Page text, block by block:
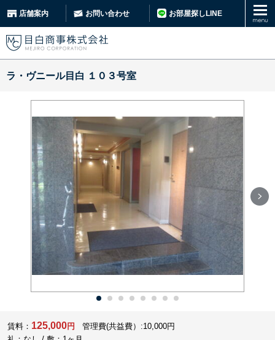
店舗案内 お問い合わせ お部屋探しLINE
ラ・ヴニール目白 １０３号室
賃料： 125,000円
管理費(共益費）:10,000円